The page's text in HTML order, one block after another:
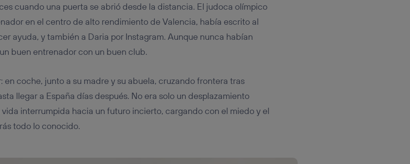
cuando una puerta se abrió desde la distancia. El judoca olímpico
en el centro de alto rendimiento de Valencia, había escrito al
ayuda, y también a Daria por Instagram. Aunque nunca habían
buen entrenador con un buen club.
en coche, junto a su madre y su abuela, cruzando frontera tras
llegar a España días después. No era solo un desplazamiento
interrumpida hacia un futuro incierto, cargando con el miedo y el
todo lo conocido.